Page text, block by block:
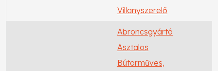
Villanyszerelő
Abroncsgyártó
Asztalos
Bútorműves,